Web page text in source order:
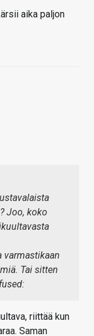
aika paljon
Joo, koko
varmastikaan
Tai sitten
riittää kun
Saman